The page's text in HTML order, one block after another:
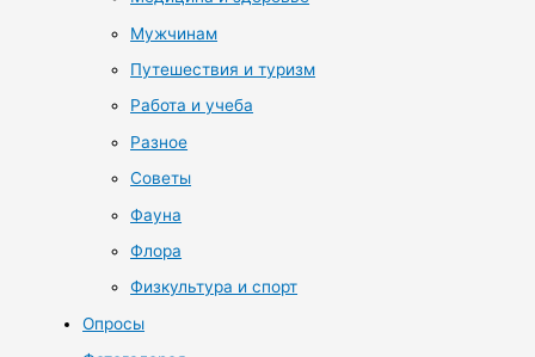
Мужчинам
Путешествия и туризм
Работа и учеба
Разное
Советы
Фауна
Флора
Физкультура и спорт
Опросы